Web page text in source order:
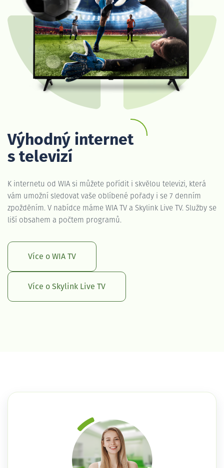
Výhodný internet
s televizí
K internetu od WIA si můžete pořídit i skvělou televizi, která
vám umožní sledovat vaše oblíbené pořady i se 7 denním
zpožděním. V nabídce máme WIA TV a Skylink Live TV. Služby se
liší obsahem a počtem programů.
Více o WIA TV
Více o Skylink Live TV